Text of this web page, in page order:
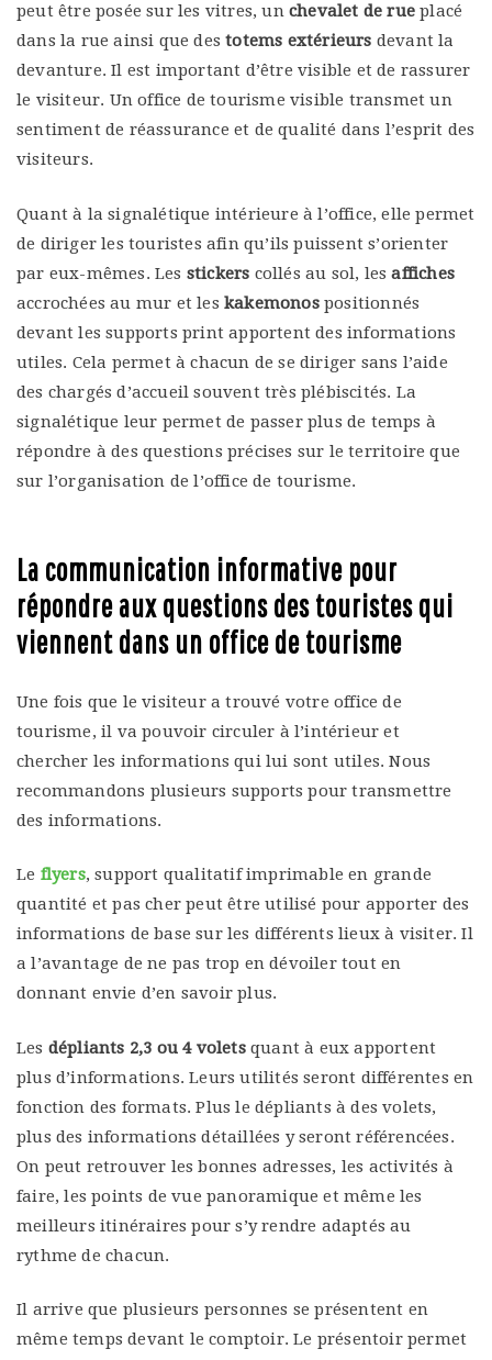
peut être posée sur les vitres, un chevalet de rue placé
dans la rue ainsi que destotems extérieurs devant la
devanture. Il est important d’être visible et de rassurer
le visiteur. Un office de tourisme visible transmet un
sentiment de réassurance et de qualité dans l’esprit des
visiteurs.
Quant à la signalétique intérieure à l’office, elle permet
de diriger les touristes afin qu’ils puissent s’orienter
par eux-mêmes. Les stickers collés au sol, lesaffiches
accrochées au mur et les kakemonospositionnés
devant les supports print apportent des informations
utiles. Cela permet à chacun de se diriger sans l’aide
des chargés d’accueil souvent très plébiscités. La
signalétique leur permet de passer plus de temps à
répondre à des questions précises sur le territoire que
sur l’organisation de l’office de tourisme.
La communication informative pour
répondre aux questions des touristesqui
viennent dans un office de tourisme
Une fois que le visiteur a trouvé votre office de
tourisme, il va pouvoir circuler à l’intérieur et
chercher les informations qui lui sont utiles. Nous
recommandons plusieurs supports pour transmettre
des informations.
Le flyers, support qualitatif imprimable en grande
quantité et pas cher peut être utilisé pour apporter des
informations de base sur les différents lieux à visiter. Il
a l’avantage de ne pas trop en dévoiler tout en
donnant envie d’en savoir plus.
Les dépliants 2,3 ou 4 voletsquant à eux apportent
plus d’informations. Leurs utilités seront différentes en
fonction des formats. Plus le dépliants à des volets,
plus des informations détaillées y seront référencées.
On peut retrouver les bonnes adresses, les activités à
faire, les points de vue panoramique et même les
meilleurs itinéraires pour s’y rendre adaptés au
rythme de chacun.
Il arrive que plusieurs personnes se présentent en
même temps devant le comptoir. Le présentoir permet